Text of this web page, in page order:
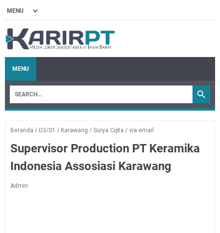
MENU
Beranda / D3/S1 / Karawang / Surya Cipta / via email
Supervisor Production PT Keramika
Indonesia Assosiasi Karawang
Admin